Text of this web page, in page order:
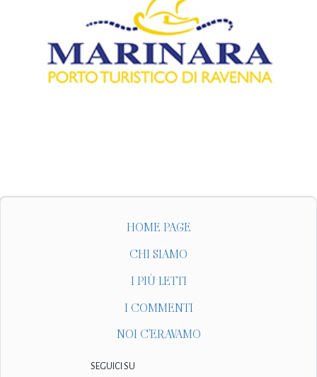
HOME PAGE
CHI SIAMO
I PIÙ LETTI
I COMMENTI
NOI C'ERAVAMO
SEGUICI SU